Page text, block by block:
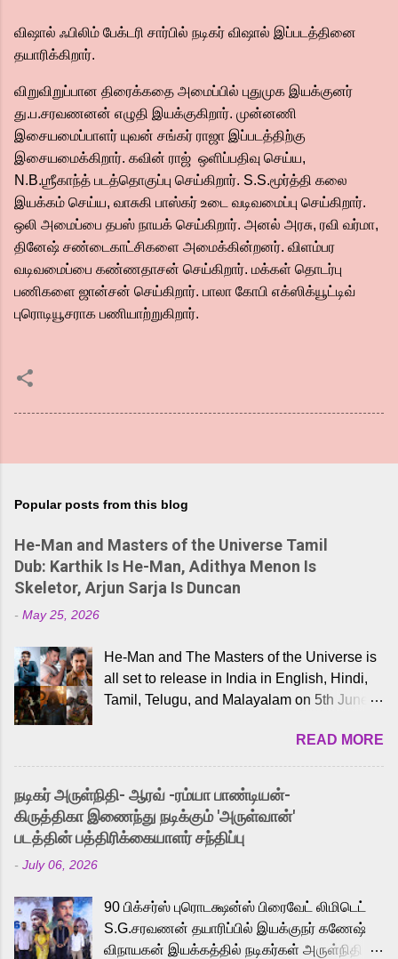
விஷால் ஃபிலிம் பேக்டரி சார்பில் நடிகர் விஷால் இப்படத்தினை
தயாரிக்கிறார்.
விறுவிறுப்பான திரைக்கதை அமைப்பில் புதுமுக இயக்குனர்
து.ப.சரவணனன் எழுதி இயக்குகிறார். முன்னணி
இசையமைப்பாளர் யுவன் சங்கர் ராஜா இப்படத்திற்கு
இசையமைக்கிறார். கவின் ராஜ் ஒளிப்பதிவு செய்ய,
N.B.ஶ்ரீகாந்த் படத்தொகுப்பு செய்கிறார். S.S.மூர்த்தி கலை
இயக்கம் செய்ய, வாசுகி பாஸ்கர் உடை வடிவமைப்பு செய்கிறார்.
ஒலி அமைப்பை தபஸ் நாயக் செய்கிறார். அனல் அரசு, ரவி வர்மா,
தினேஷ் சண்டைகாட்சிகளை அமைக்கின்றனர். விளம்பர
வடிவமைப்பை கண்ணதாசன் செய்கிறார். மக்கள் தொடர்பு
பணிகளை ஜான்சன் செய்கிறார். பாலா கோபி எக்ஸிக்யூட்டிவ்
புரொடியூசராக பணியாற்றுகிறார்.
Popular posts from this blog
He-Man and Masters of the Universe Tamil
Dub: Karthik Is He-Man, Adithya Menon Is
Skeletor, Arjun Sarja Is Duncan
- May 25, 2026
He-Man and The Masters of the Universe is
all set to release in India in English, Hindi,
Tamil, Telugu, and Malayalam on 5th June,
received a lot of love from cult He-Man fans
and offered audiences an exciting glimpse
into the world of Eternia, the recently
released Tamil trailer has also generated
strong excitement among Tamil audiences.
Adding to the growing buzz is the film’s
to the iconic superhero He-Man. Known for
memorable songs like “Behene De” from
Raavan, “Oru Maalai” from Ghajini, and
READ MORE
நடிகர் அருள்நிதி- ஆரவ் -ரம்யா பாண்டியன்-
கிருத்திகா இணைந்து நடிக்கும் 'அருள்வான்'
படத்தின் பத்திரிக்கையாளர் சந்திப்பு
- July 06, 2026
90 பிக்சர்ஸ் புரொடக்ஷன்ஸ் பிரைவேட் லிமிடெட்
S.G.சரவணன் தயாரிப்பில் இயக்குநர் கணேஷ்
விநாயகன் இயக்கத்தில் நடிகர்கள் அருள்நிதி -